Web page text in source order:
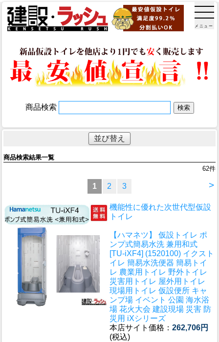
メニュー
商品検索
並び替え
商品検索結果一覧
62件
>
1 2 3
機能性に優れた次世代型仮設
トイレ
【ハマネツ】 仮設トイレ ポ
ンプ式簡易水洗 兼用和式
[TU-iXF4] (1520100) イクスト
イレ 簡易水洗便器 簡易トイ
レ 農業用トイレ 野外トイレ
災害用トイレ 屋外用トイレ
現場用トイレ 仮設便所 キャ
ンプ場 イベント 公園 海水浴
場 花火大会 建設現場 災害 防
災用 iXシリーズ
本店サイト価格： 262,706円
(税込)